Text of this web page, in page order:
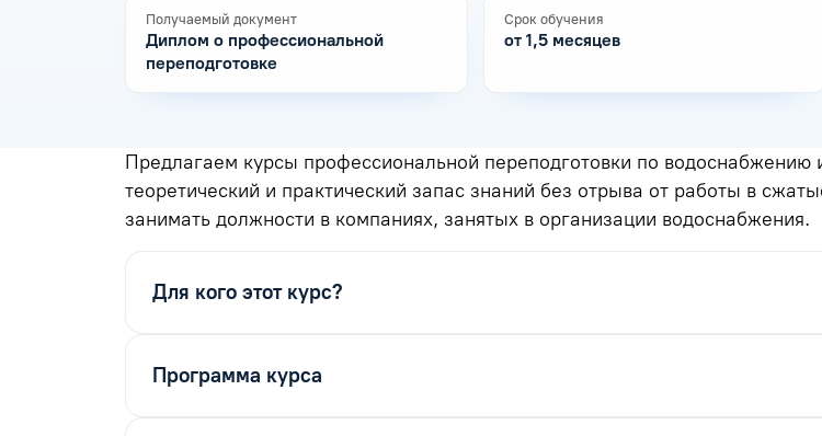
Получаемый документ
Диплом о профессиональной
переподготовке
Срок обучения
от 1,5 месяцев
Предлагаем курсы профессиональной переподготовки по
теоретический и практический запас знаний без отрыва от работы в
занимать должности в компаниях, занятых в организации водоснабжения.
Для кого этот курс?
Программа курса